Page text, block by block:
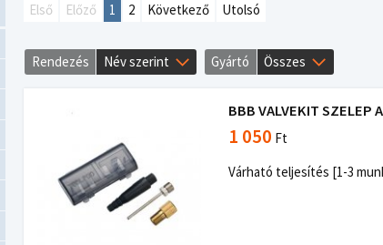
Első Előző 1 2 Következő Utolsó
Rendezés Név szerint Gyártó Összes
BBB VALVEKIT SZELEP
1 050 Ft
Várható teljesítés [1-3